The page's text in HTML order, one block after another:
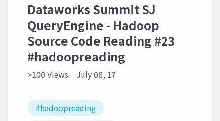
Dataworks Summit SJ
QueryEngine - Hadoop
Source Code Reading #23
#hadoopreading
>100 Views July 06, 17
#hadoopreading